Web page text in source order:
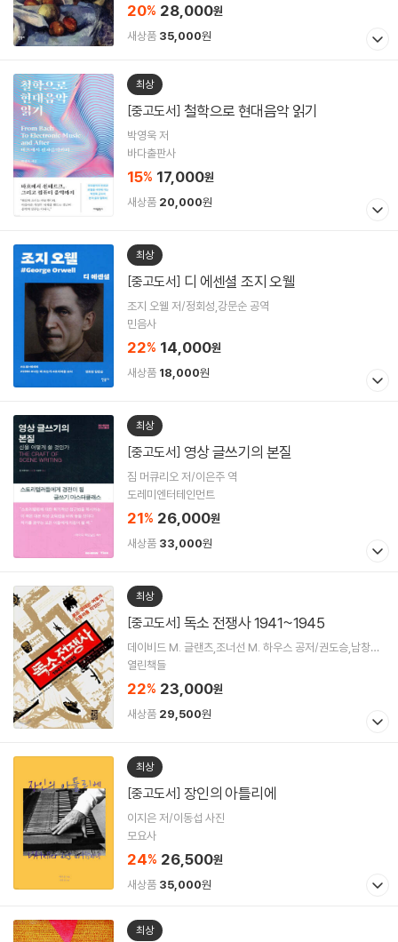
20% 28,000원
새상품 35,000원
최상
[중고도서] 철학으로 현대음악 읽기
박영욱 저
바다출판사
15% 17,000원
새상품 20,000원
최상
[중고도서] 디 에센셜 조지 오웰
조지 오웰 저/정회성,강문순 공역
민음사
22% 14,000원
새상품 18,000원
최상
[중고도서] 영상 글쓰기의 본질
짐 머큐리오 저/이은주 역
도레미엔터테인먼트
21% 26,000원
새상품 33,000원
최상
[중고도서] 독소 전쟁사 1941~1945
데이비드 M. 글랜츠,조너선 M. 하우스 공저/권도승,남창우,
윤시원 공역
열린책들
22% 23,000원
새상품 29,500원
최상
[중고도서] 장인의 아틀리에
이지은 저/이동섭 사진
모요사
24% 26,500원
새상품 35,000원
최상